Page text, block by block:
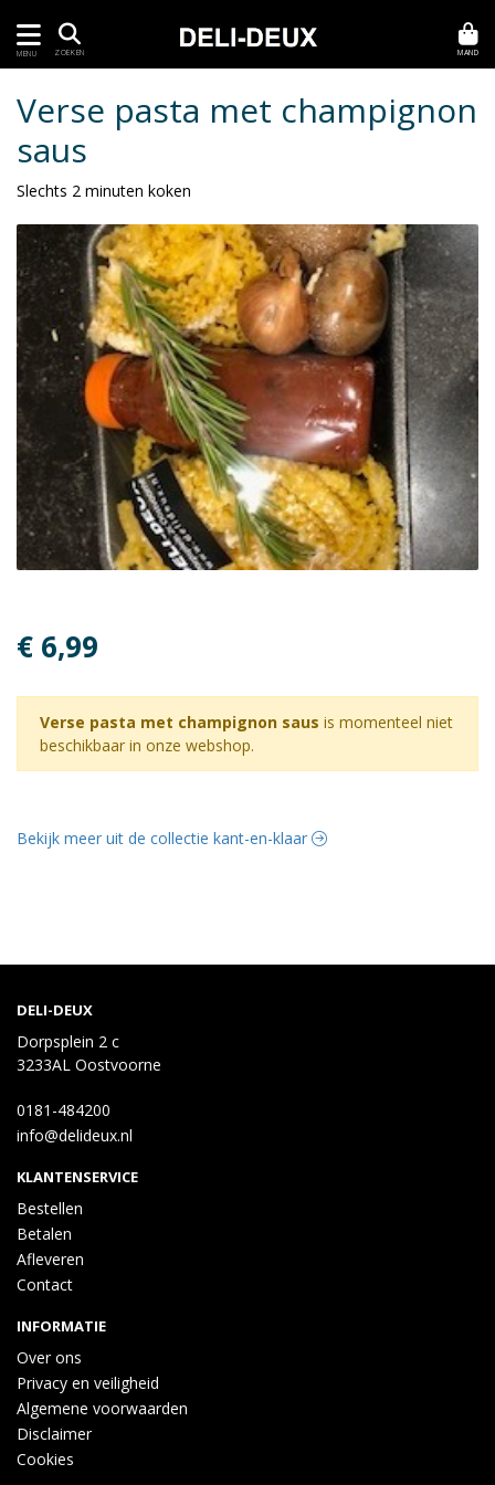
MENU ZOEKEN MAND
Verse pasta met champignon
saus
Slechts 2 minuten koken
€ 6,99
Verse pasta met champignon saus is momenteel niet
beschikbaar in onze webshop.
Bekijk meer uit de collectie kant-en-klaar
DELI-DEUX
Dorpsplein 2 c
3233AL Oostvoorne
0181-484200
info@delideux.nl
KLANTENSERVICE
Bestellen
Betalen
Afleveren
Contact
INFORMATIE
Over ons
Privacy en veiligheid
Algemene voorwaarden
Disclaimer
Cookies